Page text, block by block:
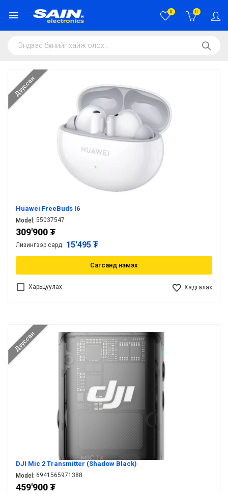
0 0
Дууссан
Huawei FreeBuds I6
Model: 55037547
309'900₮
Лизингээр сард: 15'495 ₮
Сагсанд нэмэх
Харьцуулах Хадгалах
Дууссан
DJI Mic 2 Transmitter (Shadow Black)
Model: 6941565971388
459'900₮